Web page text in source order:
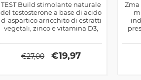
TEST Build stimolante naturale
del testosterone a base di acido
d-aspartico arricchito di estratti
vegetali, zinco e vitamina D3,
anche il dimagrimento ed il
vigore sessuale
€27,00 €19,97
Zma